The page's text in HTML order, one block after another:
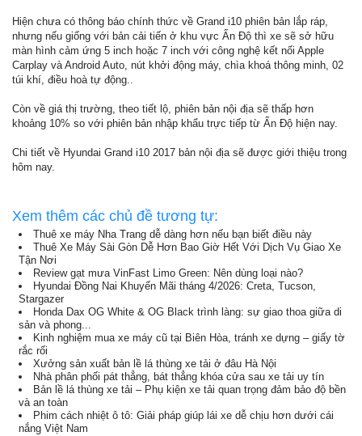
Hiện chưa có thông báo chính thức về Grand i10 phiên bản lắp ráp,
nhưng nếu giống với bản cải tiến ở khu vực Ấn Độ thì xe sẽ sở hữu
màn hình cảm ứng 5 inch hoặc 7 inch với công nghệ kết nối Apple
Carplay và Android Auto, nút khởi động máy, chìa khoá thông minh, 02
túi khí, điều hoà tự động..
Còn về giá thị trường, theo tiết lộ, phiên bản nội địa sẽ thấp hơn
khoảng 10% so với phiên bản nhập khẩu trực tiếp từ Ấn Độ hiện nay.
Chi tiết về Hyundai Grand i10 2017 bản nội địa sẽ được giới thiệu trong
hôm nay.
Xem thêm các chủ đề tương tự:
Thuê xe máy Nha Trang dễ dàng hơn nếu bạn biết điều này
Thuê Xe Máy Sài Gòn Dễ Hơn Bao Giờ Hết Với Dịch Vụ Giao Xe
Tận Nơi
Review gạt mưa VinFast Limo Green: Nên dùng loại nào?
Hyundai Đồng Nai Khuyến Mãi tháng 4/2026: Creta, Tucson,
Stargazer
Honda Dax OG White & OG Black trình làng: sự giao thoa giữa di
sản và phong...
Kinh nghiệm mua xe máy cũ tại Biên Hòa, tránh xe dựng – giấy tờ
rắc rối
Xưởng sản xuất bản lề lá thùng xe tải ở đâu Hà Nội
Nhà phân phối pát thẳng, bát thẳng khóa cửa sau xe tải uy tín
Bản lề lá thùng xe tải – Phụ kiện xe tải quan trọng đảm bảo độ bền
và an toàn
Phim cách nhiệt ô tô: Giải pháp giúp lái xe dễ chịu hơn dưới cái
nắng Việt Nam